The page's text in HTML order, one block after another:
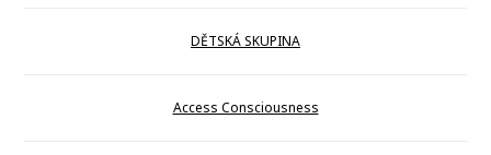
DĚTSKÁ SKUPINA
Access Consciousness